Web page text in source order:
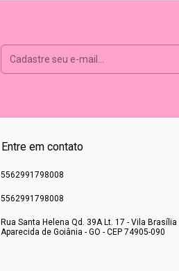
Entre em contato
5562991798008
5562991798008
Rua Santa Helena Qd. 39A Lt. 17 - Vila Brasília
Aparecida de Goiânia - GO - CEP 74905-090